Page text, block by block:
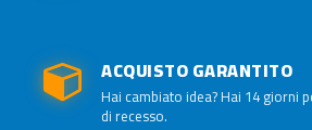
ACQUISTO GARANTITO
Hai cambiato idea? Hai 14 giorni
di recesso.